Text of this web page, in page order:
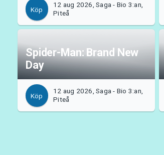
Köp
12 aug 2026, Saga - Bio 3:an,
Piteå
Spider-Man: Brand New
Day
Köp
12 aug 2026, Saga - Bio 3:an,
Piteå